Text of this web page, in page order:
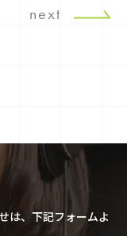
next
は、下記フォームよ